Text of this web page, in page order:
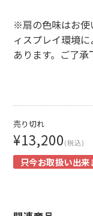
※扇の色味はお使
ィスプレイ環境
あります。ご了承
売り切れ
¥13,200(税込)
只今お取扱い出来